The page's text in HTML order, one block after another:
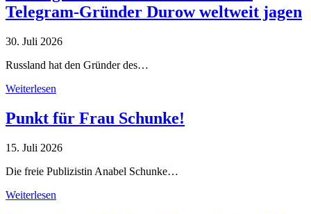
Telegram-Gründer Durow weltweit jagen
30. Juli 2026
Russland hat den Gründer des…
Weiterlesen
Punkt für Frau Schunke!
15. Juli 2026
Die freie Publizistin Anabel Schunke…
Weiterlesen